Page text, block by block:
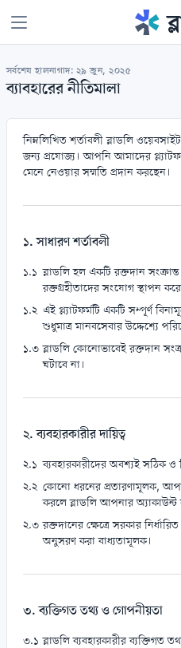
সর্বশেষ হালনাগাদ: ২৯ জুন, ২০২৫
ব্যাবহারের নীতিমালা
নিম্নলিখিত শর্তাবলী ব্লাডলি
জন্য প্রযোজ্য। আপনি আমাদের
মেনে নেওয়ার সম্মতি প্রদান করছেন।
১. সাধারণ শর্তাবলী
ব্লাডলি হল একটি রক্তদান
রক্তগ্রহীতাদের সংযোগ স্থাপন
এই প্ল্যাটফর্মটি একটি সম্পূর্ণ
শুধুমাত্র মানবসেবার উদ্দেশ্যে
ব্লাডলি কোনোভাবেই রক্তদান
ঘটাবে না।
২. ব্যবহারকারীর দায়িত্ব
ব্যবহারকারীদের অবশ্যই সঠিক ও
কোনো ধরনের প্রতারণামূলক,
করলে ব্লাডলি আপনার অ্যাকাউন্ট
রক্তদানের ক্ষেত্রে সরকার
অনুসরণ করা বাধ্যতামূলক।
৩. ব্যক্তিগত তথ্য ও গোপনীয়তা
ব্লাডলি ব্যবহারকারীর ব্যক্তিগত